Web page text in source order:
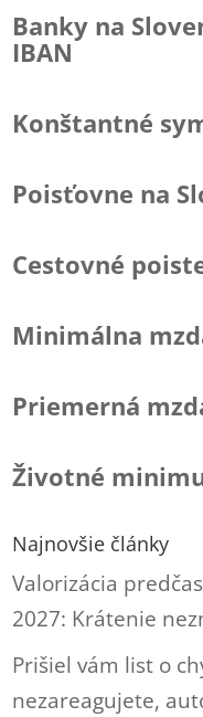
Banky na
IBAN
Konštantné
Poisťovne na
Cestovné
Minimálna
Priemerná
Životné
Najnovšie články
Valorizácia
2027: Krátenie
Prišiel vám list o
nezareagujete,